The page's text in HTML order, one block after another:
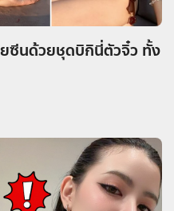
ซีนด้วยชุดบิกินี่ตัวจิ๋ว ทั้ง